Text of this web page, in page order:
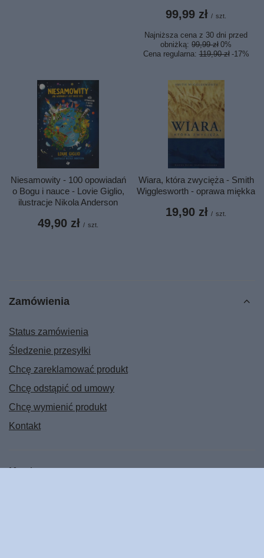
99,99 zł / szt.
Najniższa cena z 30 dni przed
obniżką: 99,99 zł 0%
Cena regularna:119,90 zł -17%
Niesamowity - 100 opowiadań
o Bogu i nauce - Lovie Giglio,
ilustracje Nikola Anderson
49,90 zł / szt.
Wiara, która zwycięża - Smith
Wigglesworth - oprawa miękka
19,90 zł / szt.
Zamówienia
Status zamówienia
Śledzenie przesyłki
Chcę zareklamować produkt
Chcę odstąpić od umowy
Chcę wymienić produkt
Kontakt
Konto